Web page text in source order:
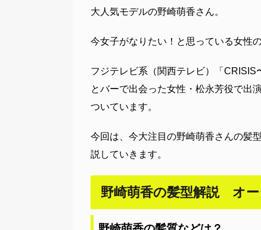
大人気モデルの野崎萌香さん。
今女子がなりたい！と思っている女性
フジテレビ系（関西テレビ）「
とバーで出会った女性・松永芳役で出
ついています。
今回は、今大注目の野崎萌香さんの髪
説していきます。
野崎萌香の髪型解説 オー